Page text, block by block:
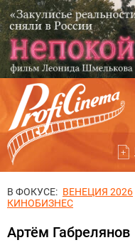
В ФОКУСЕ: ВЕНЕЦИЯ 2026
КИНОБИЗНЕС
Артём Габрелянов